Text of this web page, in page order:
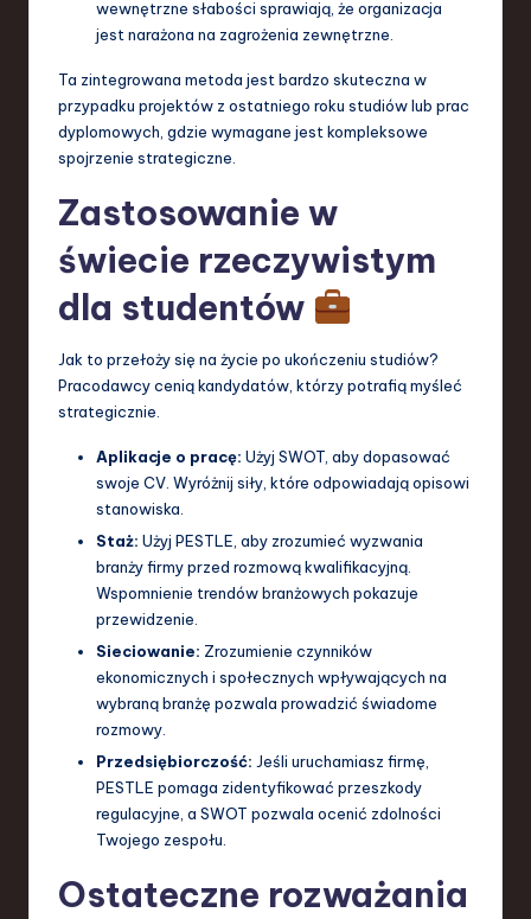
wewnętrzne słabości sprawiają, że organizacja
jest narażona na zagrożenia zewnętrzne.
Ta zintegrowana metoda jest bardzo skuteczna w
przypadku projektów z ostatniego roku studiów lub prac
dyplomowych, gdzie wymagane jest kompleksowe
spojrzenie strategiczne.
Zastosowanie w
świecie rzeczywistym
dla studentów
Jak to przełoży się na życie po ukończeniu studiów?
Pracodawcy cenią kandydatów, którzy potrafią myśleć
strategicznie.
Aplikacje o pracę: Użyj SWOT, aby dopasować
swoje CV. Wyróżnij siły, które odpowiadają opisowi
stanowiska.
Staż: Użyj PESTLE, aby zrozumieć wyzwania
branży firmy przed rozmową kwalifikacyjną.
Wspomnienie trendów branżowych pokazuje
przewidzenie.
Sieciowanie: Zrozumienie czynników
ekonomicznych i społecznych wpływających na
wybraną branżę pozwala prowadzić świadome
rozmowy.
Przedsiębiorczość: Jeśli uruchamiasz firmę,
PESTLE pomaga zidentyfikować przeszkody
regulacyjne, a SWOT pozwala ocenić zdolności
Twojego zespołu.
Ostateczne rozważania